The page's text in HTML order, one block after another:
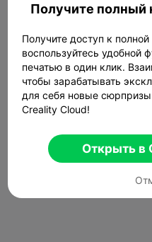
Получите полный
Получите доступ к
воспользуйтесь удобной
печатью в один клик.
чтобы зарабатывать
для себя новые
Creality Cloud!
Открыть в